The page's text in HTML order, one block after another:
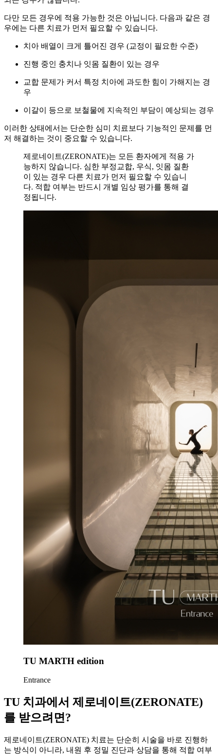
다만 모든 경우에 적용 가능한 것은 아닙니다. 다음과 같은 경
우에는 다른 치료가 먼저 필요할 수 있습니다.
치아 배열이 크게 틀어진 경우 (교정이 필요한 수준)
진행 중인 충치나 잇몸 질환이 있는 경우
교합 문제가 커서 특정 치아에 과도한 힘이 가해지는 경
우
이갈이 등으로 보철물에 지속적인 부담이 예상되는 경우
이러한 상태에서는 단순한 심미 치료보다 기능적인 문제를 먼
저 해결하는 것이 중요할 수 있습니다.
제로네이트(ZERONATE)는 모든 환자에게 적용 가
능하지 않습니다. 심한 부정교합, 우식, 잇몸 질환
이 있는 경우 다른 치료가 먼저 필요할 수 있습니
다. 적합 여부는 반드시 개별 임상 평가를 통해 결
정됩니다.
TU MARTH edition
Entrance
TU 치과에서 제로네이트(ZERONATE)
를 받으려면?
제로네이트(ZERONATE) 치료는 단순히 시술을 바로 진행하
는 방식이 아니라, 내원 후 정밀 진단과 상담을 통해 적합 여부